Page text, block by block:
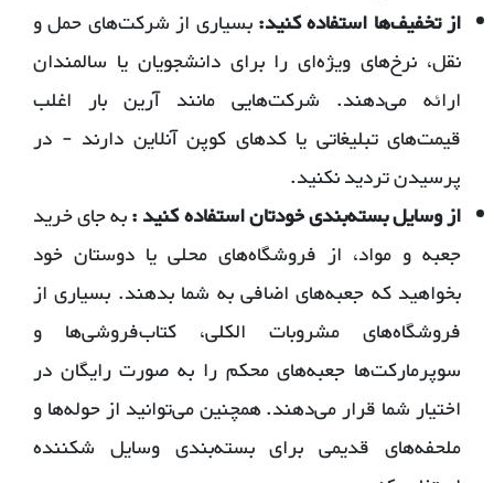
از تخفیف‌ها استفاده کنید:بسیاری از شرکت‌های حمل و
نقل، نرخ‌های ویژه‌ای را برای دانشجویان یا سالمندان
ارائه می‌دهند. شرکت‌هایی مانند آرین بار اغلب
قیمت‌های تبلیغاتی یا کدهای کوپن آنلاین دارند - در
پرسیدن تردید نکنید.
از وسایل بسته‌بندیخودتان استفاده کنید:به جای خرید
جعبه و مواد، از فروشگاه‌های محلی یا دوستان خود
بخواهید که جعبه‌های اضافی به شما بدهند. بسیاری از
فروشگاه‌های مشروبات الکلی، کتاب‌فروشی‌ها و
سوپرمارکت‌ها جعبه‌های محکم را به صورت رایگان در
اختیار شما قرار می‌دهند. همچنین می‌توانید از حوله‌ها و
ملحفه‌های قدیمی برای بسته‌بندی وسایل شکننده